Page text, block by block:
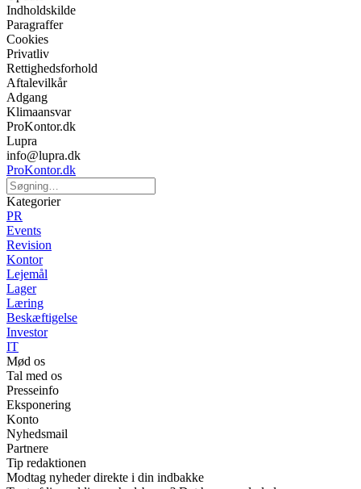
Indholdskilde
Paragraffer
Cookies
Privatliv
Rettighedsforhold
Aftalevilkår
Adgang
Klimaansvar
ProKontor.dk
Lupra
info@lupra.dk
ProKontor.dk
Kategorier
PR
Events
Revision
Kontor
Lejemål
Lager
Læring
Beskæftigelse
Investor
IT
Mød os
Tal med os
Presseinfo
Eksponering
Konto
Nyhedsmail
Partnere
Tip redaktionen
Modtag nyheder direkte i din indbakke